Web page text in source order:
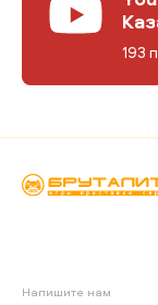
193
Напишите нам